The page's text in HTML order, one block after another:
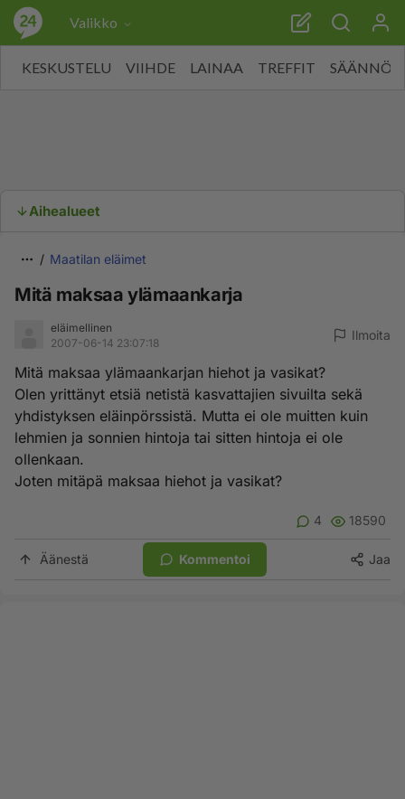
Valikko
KESKUSTELU VIIHDE LAINAA TREFFIT SÄÄNNÖT
Aihealueet
Maatilan eläimet
Mitä maksaa ylämaankarja
eläimellinen
2007-06-14 23:07:18
Ilmoita
Mitä maksaa ylämaankarjan hiehot ja vasikat?
Olen yrittänyt etsiä netistä kasvattajien sivuilta sekä
yhdistyksen eläinpörssistä. Mutta ei ole muitten kuin
lehmien ja sonnien hintoja tai sitten hintoja ei ole
ollenkaan.
Joten mitäpä maksaa hiehot ja vasikat?
4 18590
Äänestä Kommentoi Jaa